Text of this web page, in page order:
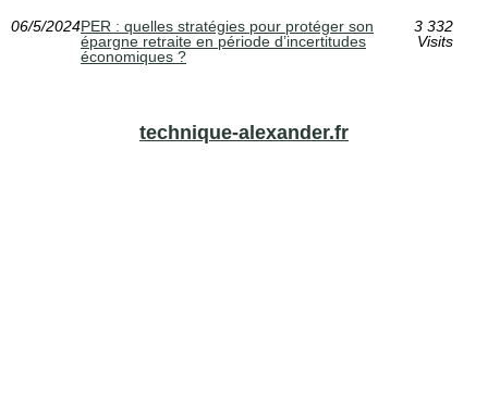
06/5/2024PER : quelles stratégies pour protéger son
épargne retraite en période d’incertitudes
économiques ?
3 332
Visits
technique-alexander.fr